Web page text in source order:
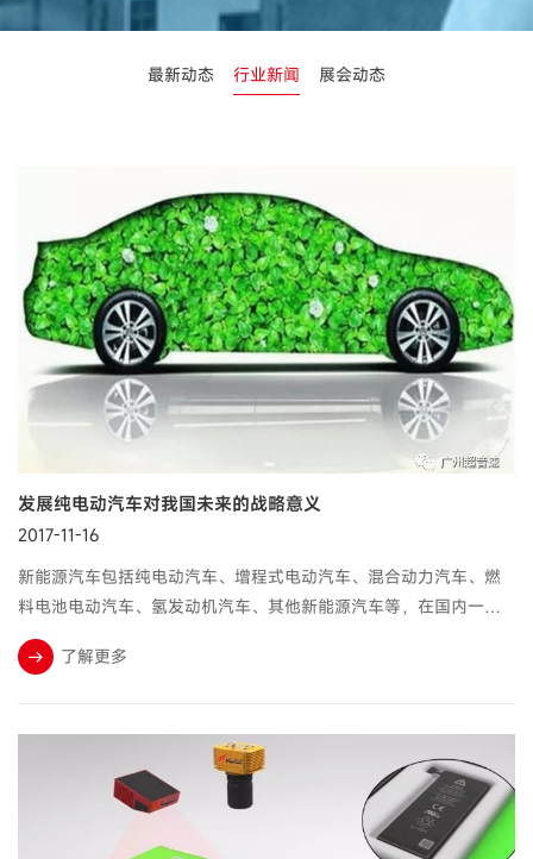
最新动态 行业新闻 展会动态
发展纯电动汽车对我国未来的战略意义
2017-11-16
新能源汽车包括纯电动汽车、增程式电动汽车、混合动力汽车、燃
料电池电动汽车、氢发动机汽车、其他新能源汽车等，在国内一般
说的是纯电动汽车，纯电动汽车(Blade Electric Vehicles，BEV)是一
种采用单一蓄电池作为储能动力源的汽车，它利用蓄电池作为储能
了解更多